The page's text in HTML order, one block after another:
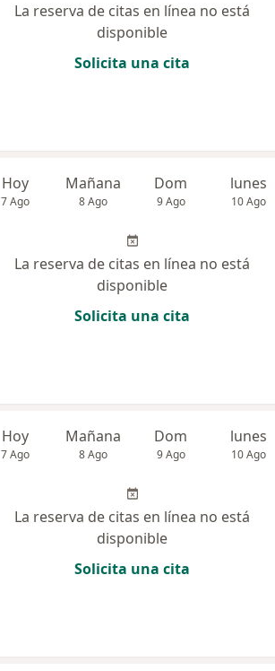
La reserva de citas en línea no está
disponible
Solicita una cita
Hoy
7 Ago
Mañana
8 Ago
Dom
9 Ago
lunes
10 Ago
La reserva de citas en línea no está
disponible
Solicita una cita
Hoy
7 Ago
Mañana
8 Ago
Dom
9 Ago
lunes
10 Ago
La reserva de citas en línea no está
disponible
Solicita una cita